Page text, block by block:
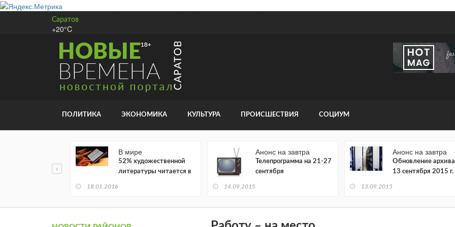
Саратов
+20°C
ПОЛИТИКА ЭКОНОМИКА КУЛЬТУРА ПРОИСШЕСТВИЯ СОЦИУМ
В мире
52% художественной
литературы читается в
18.01.2016
Анонс на завтра
Телепрограмма на 21-27
сентября
14.09.2015
Анонс на завтра
Обновление архива
13 сентября 2015 г.
13.09.2015